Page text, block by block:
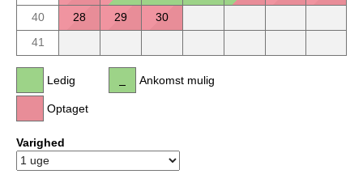
40
28 29
30
41
Ledig
Optaget
Ankomst mulig
Varighed